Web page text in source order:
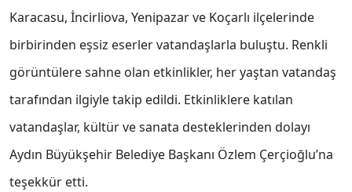
Karacasu, İncirliova, Yenipazar ve Koçarlı ilçelerinde
birbirinden eşsiz eserler vatandaşlarla buluştu. Renkli
görüntülere sahne olan etkinlikler, her yaştan vatandaş
tarafından ilgiyle takip edildi. Etkinliklere katılan
vatandaşlar, kültür ve sanata desteklerinden dolayı
Aydın Büyükşehir Belediye Başkanı Özlem Çerçioğlu’na
teşekkür etti.